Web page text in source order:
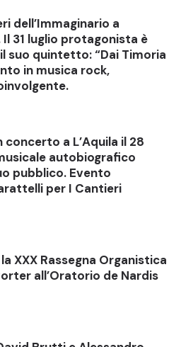
dell’Immaginario a
31 luglio protagonista è
suo quintetto: “Dai Timoria
in musica rock,
concerto a L’Aquila il 28
autobiografico
pubblico. Evento
per I Cantieri
XXX Rassegna Organistica
all’Oratorio de Nardis